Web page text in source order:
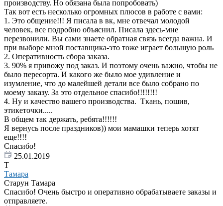
производству. Но обязана была попробовать)
Так вот есть несколько огромных плюсов в работе с вами:
1. Это общение!!! Я писала в вк, мне отвечал молодой
человек, все подробно объяснил. Писала здесь-мне
перезвонили. Вы сами знаете обратная связь всегда важна. И
при выборе мной поставщика-это тоже играет большую роль
2. Оперативность сбора заказа.
3. 90% я привожу под заказ. И поэтому очень важно, чтобы не
было пересорта. И какого же было мое удивление и
изумление, что до малейшей детали все было собрано по
моему заказу. За это отдельное спасибо!!!!!!!!
4. Ну и качество вашего производства. Ткань, пошив,
этикеточки.....
В общем так держать, ребята!!!!!!
Я вернусь после праздников)) мои мамашки теперь хотят
еще!!!!
Спасибо!
25.01.2019
Т
Тамара
Старун Тамара
Спасибо! Очень быстро и оперативно обрабатываете заказы и
отправляете.